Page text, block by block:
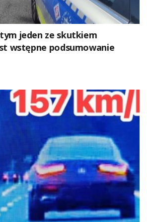
jeden ze skutkiem
wstępne podsumowanie